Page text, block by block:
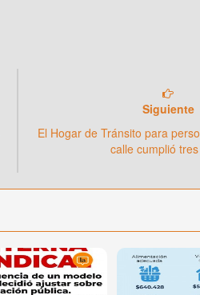
Siguiente
El Hogar de Tránsito para
calle cumplió